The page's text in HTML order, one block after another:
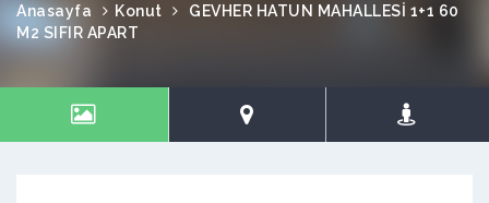
Anasayfa Konut
GEVHER HATUN MAHALLESİ 1+1 60
M2 SIFIR APART